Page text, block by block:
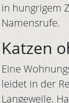
in hungrigem
Namensrufe.
Katzen
Eine
leidet in der
Langeweile.